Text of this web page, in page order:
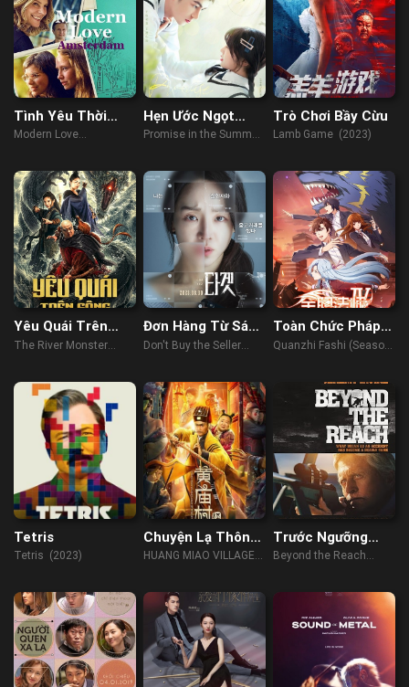
Tình Yêu Thời
Hiện Đại
Modern Love
Hẹn Ước Ngọt
Ngào Đầu Hạ
Promise in the Summer
Trò Chơi Bầy Cừu
Lamb Game (2023)
Yêu Quái Trên
Sông
The River Monster
Đơn Hàng Từ Sát
Nhân
Don't Buy the Seller
Toàn Chức Pháp
Sư (Phần 4)
Quanzhi Fashi (Season
Tetris
Tetris (2023)
Chuyện Lạ Thôn
Hoàng Miếu
HUANG MIAO VILLAGE'S
(2023)
Trước Ngưỡng
Chịu Đựng
Beyond the Reach